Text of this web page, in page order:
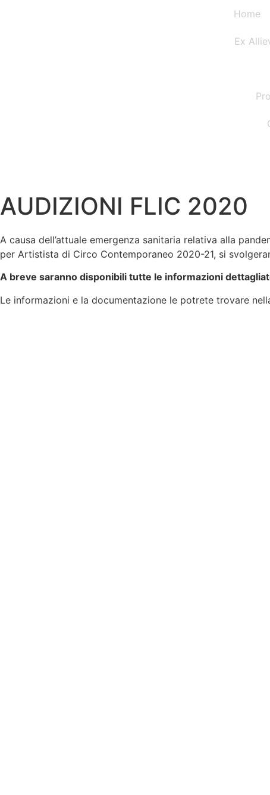
Home
Ex
AUDIZIONI FLIC 2020
A causa dell’attuale emergenza sanitaria relativa alla
per Artistista di Circo Contemporaneo 2020-21, si
A breve saranno disponibili tutte le informazioni
Le informazioni e la documentazione le potrete trovare